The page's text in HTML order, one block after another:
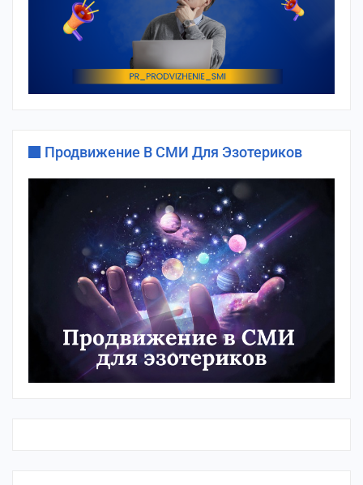
Продвижение В СМИ Для Эзотериков